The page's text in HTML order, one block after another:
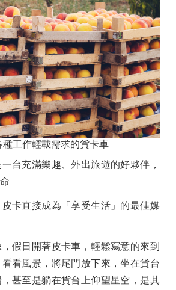
種工作輕載需求的貨卡車
台充滿樂趣、外出旅遊的好夥伴，
卡直接成為「享受生活」的最佳媒
假日開著皮卡車，輕鬆寫意的來到
看風景，將尾門放下來，坐在貨台
，甚至是躺在貨台上仰望星空，是其